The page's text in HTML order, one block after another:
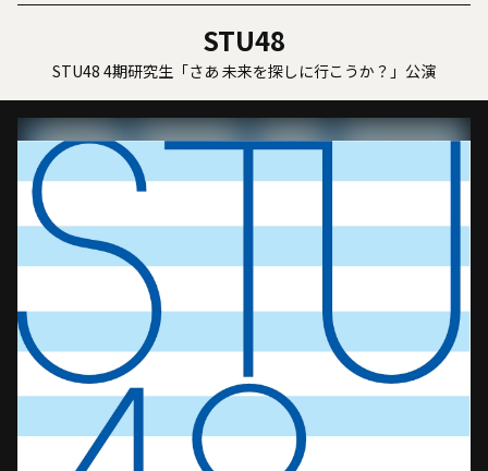
STU48
STU48 4期研究生「さあ 未来を探しに行こうか？」公演